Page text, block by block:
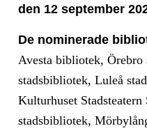
den 12 september
De nominerade
Avesta bibliotek, Örebro
stadsbibliotek, Luleå
Kulturhuset
stadsbibliotek,